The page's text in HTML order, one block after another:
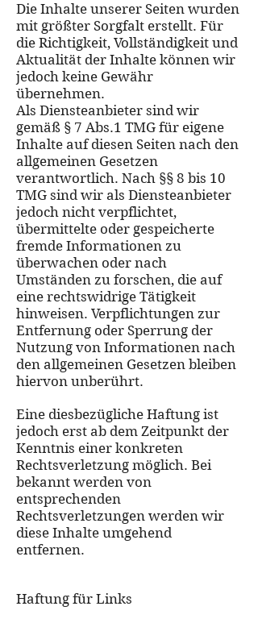
Die Inhalte unserer Seiten wurden
mit größter Sorgfalt erstellt. Für
die Richtigkeit, Vollständigkeit und
Aktualität der Inhalte können wir
jedoch keine Gewähr
übernehmen.
Als Diensteanbieter sind wir
gemäß § 7 Abs.1 TMG für eigene
Inhalte auf diesen Seiten nach den
allgemeinen Gesetzen
verantwortlich. Nach §§ 8 bis 10
TMG sind wir als Diensteanbieter
jedoch nicht verpflichtet,
übermittelte oder gespeicherte
fremde Informationen zu
überwachen oder nach
Umständen zu forschen, die auf
eine rechtswidrige Tätigkeit
hinweisen. Verpflichtungen zur
Entfernung oder Sperrung der
Nutzung von Informationen nach
den allgemeinen Gesetzen bleiben
hiervon unberührt.
Eine diesbezügliche Haftung ist
jedoch erst ab dem Zeitpunkt der
Kenntnis einer konkreten
Rechtsverletzung möglich. Bei
bekannt werden von
entsprechenden
Rechtsverletzungen werden wir
diese Inhalte umgehend
entfernen.
Haftung für Links